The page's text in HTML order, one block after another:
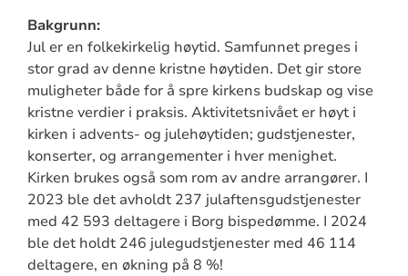
Bakgrunn:
Jul er en folkekirkelig høytid. Samfunnet preges i
stor grad av denne kristne høytiden. Det gir store
muligheter både for å spre kirkens budskap og vise
kristne verdier i praksis. Aktivitetsnivået er høyt i
kirken i advents- og julehøytiden; gudstjenester,
konserter, og arrangementer i hver menighet.
Kirken brukes også som rom av andre arrangører. I
2023 ble det avholdt 237 julaftensgudstjenester
med 42 593 deltagere i Borg bispedømme. I 2024
ble det holdt 246 julegudstjenester med 46 114
deltagere, en økning på 8 %!